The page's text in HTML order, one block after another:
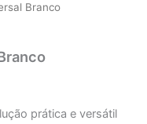
Branco
prática e versátil